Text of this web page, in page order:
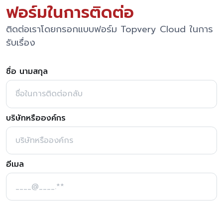
ฟอร์มในการติดต่อ
ติดต่อเราโดยกรอกแบบฟอร์ม Topvery Cloud ในการ
รับเรื่อง
ชื่อ นามสกุล
บริษัทหรือองค์กร
อีเมล